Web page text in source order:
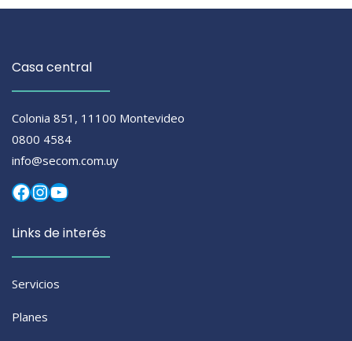
Casa central
Colonia 851, 11100 Montevideo
0800 4584
info@secom.com.uy
Facebook
Instagram
YouTube
Links de interés
Servicios
Planes